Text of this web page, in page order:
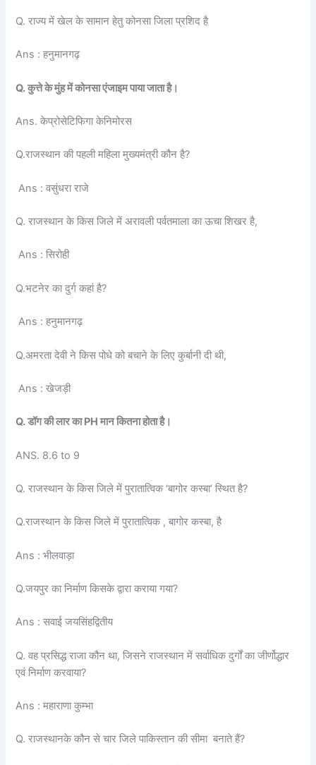
Q. राज्य में खेल के सामान हेतु कोनसा जिला प्रशिद है
Ans : हनुमानगढ़
Q. कुत्ते के मुंह में कोनसा एंजाइम पाया जाता है।
Ans. केप्रोसेटिफिगा केनिमोरस
Q.राजस्थान की पहली महिला मुख्यमंत्री कौन है?
Ans : वसुंधरा राजे
Q. राजस्थान के किस जिले में अरावली पर्वतमाला का ऊचा शिखर है,
Ans : सिरोही
Q.भटनेर का दुर्ग कहां है?
Ans : हनुमानगढ़
Q.अमरता देवी ने किस पोधे को बचाने के लिए कुर्बानी दी थी,
Ans : खेजड़ी
Q. डॉग की लार का PH मान कितना होता है।
ANS. 8.6 to 9
Q. राजस्थान के किस जिले में पुरातात्विक ‘बागोर कस्बा’ स्थित है?
Q.राजस्थान के किस जिले में पुरातात्विक , बागोर कस्बा, है
Ans : भीलवाड़ा
Q.जयपुर का निर्माण किसके द्वारा कराया गया?
Ans : सवाई जयसिंहद्वितीय
Q. वह प्रसिद्ध राजा कौन था, जिसने राजस्थान में सर्वाधिक दुर्गों का जीर्णोद्धार
एवं निर्माण करवाया?
Ans : महाराणा कुम्भा
Q. राजस्थानके कौन से चार जिले पाकिस्तान की सीमा बनाते हैं?